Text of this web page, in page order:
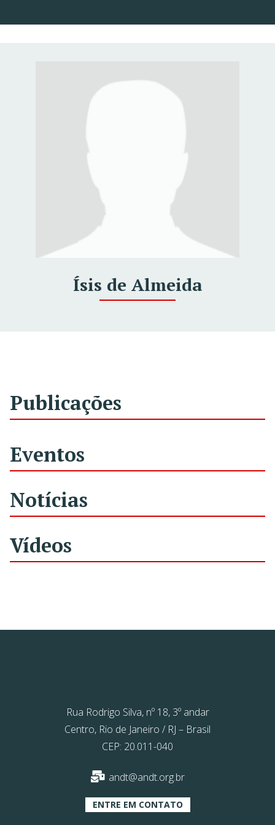
Ísis de Almeida
Publicações
Eventos
Notícias
Vídeos
Rua Rodrigo Silva, nº 18, 3º andar
Centro, Rio de Janeiro / RJ – Brasil
CEP: 20.011-040
andt@andt.org.br
ENTRE EM CONTATO